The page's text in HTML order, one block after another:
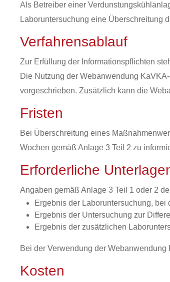
Als Betreiber einer
Laboruntersuchung eine Überschreitung
Verfahrensablauf
Zur Erfüllung der Informationspflichten
Die Nutzung der Webanwendung
vorgeschrieben. Zusätzlich kann die
Fristen
Bei Überschreitung eines
Wochen gemäß Anlage 3 Teil 2 zu
Erforderliche
Angaben gemäß Anlage 3 Teil 1 oder 2
Ergebnis der Laboruntersuchung,
Ergebnis der Untersuchung zur
Ergebnis der zusätzlichen
Bei der Verwendung der Webanwendung
Kosten